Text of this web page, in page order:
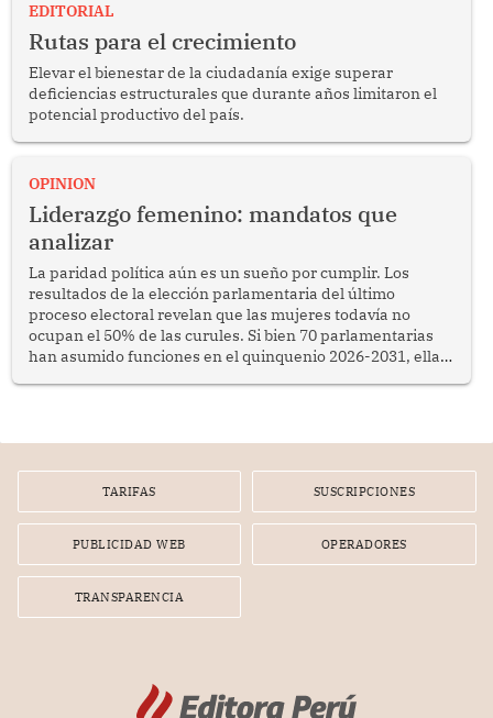
EDITORIAL
Rutas para el crecimiento
Elevar el bienestar de la ciudadanía exige superar
deficiencias estructurales que durante años limitaron el
potencial productivo del país.
OPINION
Liderazgo femenino: mandatos que
analizar
La paridad política aún es un sueño por cumplir. Los
resultados de la elección parlamentaria del último
proceso electoral revelan que las mujeres todavía no
ocupan el 50% de las curules. Si bien 70 parlamentarias
han asumido funciones en el quinquenio 2026-2031, ellas
TARIFAS SUSCRIPCIONES
PUBLICIDAD WEB OPERADORES
TRANSPARENCIA